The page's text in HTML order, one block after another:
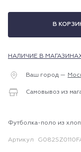
В
НАЛИЧИЕ В
Ваш город —
Самовывоз из
Футболка-поло из
Артикул